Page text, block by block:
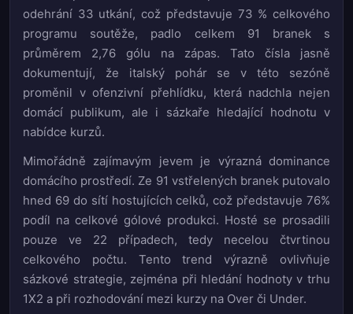
odehrání 33 utkání, což představuje 73 % celkového
programu soutěže, padlo celkem 91 branek s
průměrem 2,76 gólu na zápas. Tato čísla jasně
dokumentují, že italský pohár se v této sezóně
proměnil v ofenzivní přehlídku, která nadchla nejen
domácí publikum, ale i sázkaře hledající hodnotu v
nabídce kurzů.
Mimořádně zajímavým jevem je výrazná dominance
domácího prostředí. Ze 91 vstřelených branek putovalo
hned 69 do sítí hostujících celků, což představuje 76%
podíl na celkové gólové produkci. Hosté se prosadili
pouze ve 22 případech, tedy necelou čtvrtinou
celkového počtu. Tento trend výrazně ovlivňuje
sázkové strategie, zejména při hledání hodnoty v trhu
1X2 a při rozhodování mezi kurzy na Over či Under.